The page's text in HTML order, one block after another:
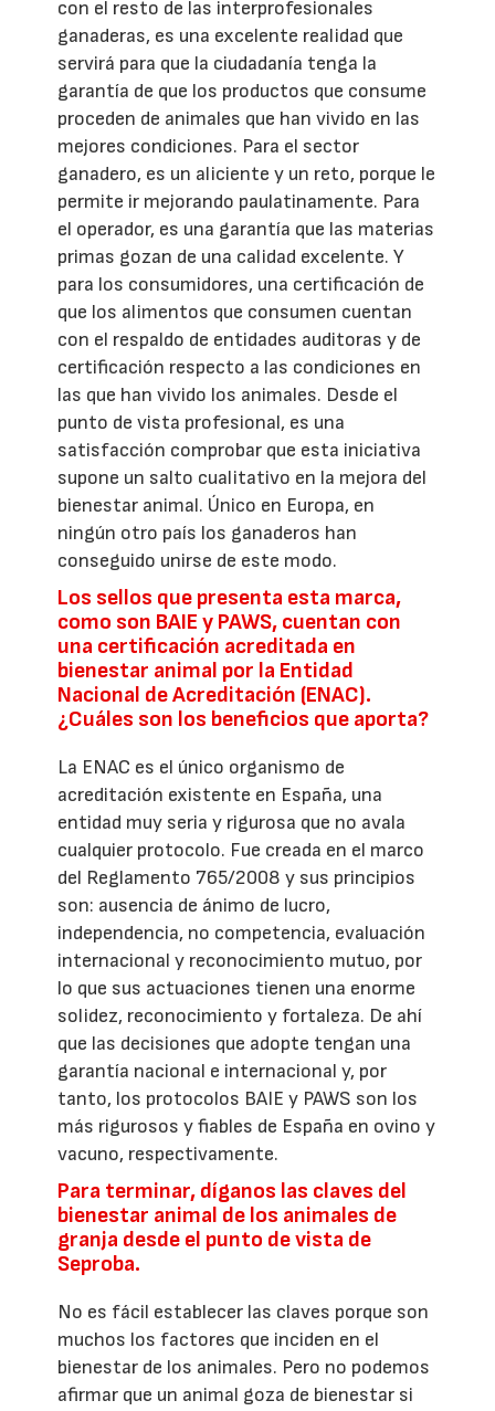
con el resto de las interprofesionales
ganaderas, es una excelente realidad que
servirá para que la ciudadanía tenga la
garantía de que los productos que consume
proceden de animales que han vivido en las
mejores condiciones. Para el sector
ganadero, es un aliciente y un reto, porque le
permite ir mejorando paulatinamente. Para
el operador, es una garantía que las materias
primas gozan de una calidad excelente. Y
para los consumidores, una certificación de
que los alimentos que consumen cuentan
con el respaldo de entidades auditoras y de
certificación respecto a las condiciones en
las que han vivido los animales. Desde el
punto de vista profesional, es una
satisfacción comprobar que esta iniciativa
supone un salto cualitativo en la mejora del
bienestar animal. Único en Europa, en
ningún otro país los ganaderos han
conseguido unirse de este modo.
Los sellos que presenta esta marca,
como son BAIE y PAWS, cuentan con
una certificación acreditada en
bienestar animal por la Entidad
Nacional de Acreditación (ENAC).
¿Cuáles son los beneficios que aporta?
La ENAC es el único organismo de
acreditación existente en España, una
entidad muy seria y rigurosa que no avala
cualquier protocolo. Fue creada en el marco
del Reglamento 765/2008 y sus principios
son: ausencia de ánimo de lucro,
independencia, no competencia, evaluación
internacional y reconocimiento mutuo, por
lo que sus actuaciones tienen una enorme
solidez, reconocimiento y fortaleza. De ahí
que las decisiones que adopte tengan una
garantía nacional e internacional y, por
tanto, los protocolos BAIE y PAWS son los
más rigurosos y fiables de España en ovino y
vacuno, respectivamente.
Para terminar, díganos las claves del
bienestar animal de los animales de
granja desde el punto de vista de
Seproba.
No es fácil establecer las claves porque son
muchos los factores que inciden en el
bienestar de los animales. Pero no podemos
afirmar que un animal goza de bienestar si